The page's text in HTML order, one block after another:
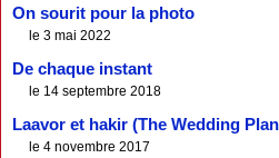
On sourit pour la photo
le 3 mai 2022
De chaque instant
le 14 septembre 2018
Laavor et hakir (The Wedding
le 4 novembre 2017